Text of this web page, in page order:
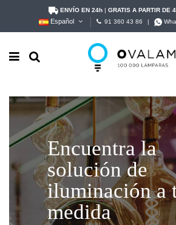
ENVÍO EN 24h| GRATIS A PARTIR DE
Español 91 360 43 86
Encuentra la
solución de
iluminación a
medida